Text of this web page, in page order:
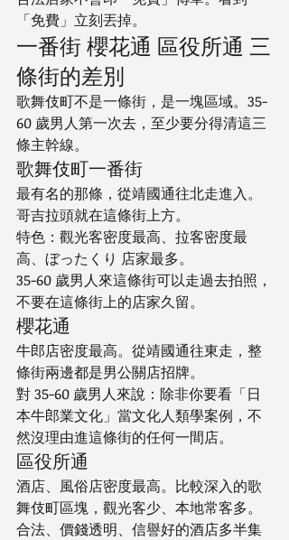
「免費」立刻丟掉。
一番街 櫻花通 區役所通 三
條街的差別
歌舞伎町不是一條街，是一塊區域。35-
60 歲男人第一次去，至少要分得清這三
條主幹線。
歌舞伎町一番街
最有名的那條，從靖國通往北走進入。
哥吉拉頭就在這條街上方。
特色：觀光客密度最高、拉客密度最
高、ぼったくり 店家最多。
35-60 歲男人來這條街可以走過去拍照，
不要在這條街上的店家久留。
櫻花通
牛郎店密度最高。從靖國通往東走，整
條街兩邊都是男公關店招牌。
對 35-60 歲男人來說：除非你要看「日
本牛郎業文化」當文化人類學案例，不
然沒理由進這條街的任何一間店。
區役所通
酒店、風俗店密度最高。比較深入的歌
舞伎町區塊，觀光客少、本地常客多。
合法、價錢透明、信譽好的酒店多半集